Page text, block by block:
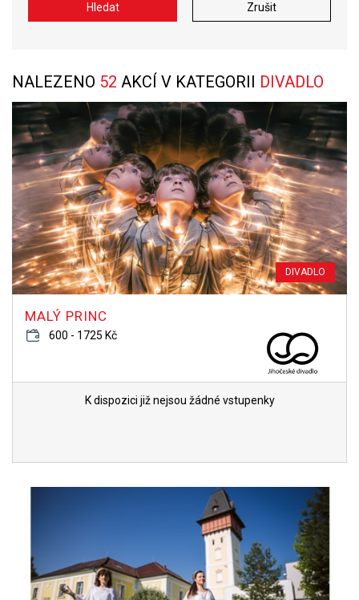
Hledat Zrušit
NALEZENO 52 AKCÍ V KATEGORII DIVADLO
DIVADLO
MALÝ PRINC
600 - 1725 Kč
K dispozici již nejsou žádné vstupenky